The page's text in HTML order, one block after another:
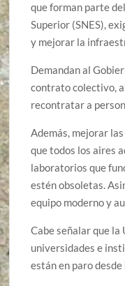
que forman parte
Superior (SNES),
y mejorar la
Demandan al
contrato colectivo,
recontratar a
Además, mejorar
que todos los aires
laboratorios que
estén obsoletas.
equipo moderno y
Cabe señalar que la
universidades e
están en paro